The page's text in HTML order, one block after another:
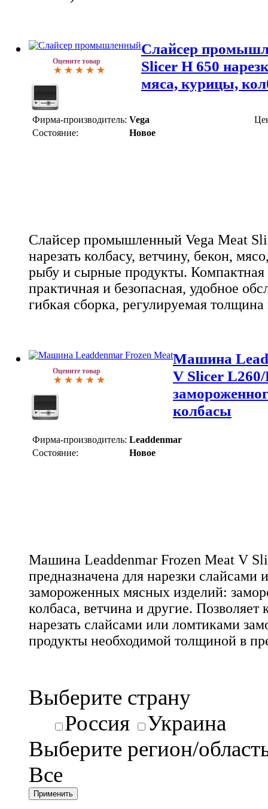
Оцените товар
Слайсер
Slicer H 650
мяса, курицы,
Фирма-производитель: Vega
Состояние:
Новое
Слайсер промышленный Vega Meat
нарезать колбасу, ветчину, бекон,
рыбу и сырные продукты. Компактная
практичная и безопасная, удобное
гибкая сборка, регулируемая толщина
Оцените товар
Машина
V Slicer
колбасы
Фирма-производитель: Leaddenmar
Состояние:
Новое
Машина Leaddenmar Frozen Meat V
предназначена для нарезки слайсами
замороженных мясных изделий:
колбаса, ветчина и другие. Позволяет
нарезать слайсами или ломтиками
продукты необходимой толщиной в
Выберите страну
Россия
Украина
Выберите регион/
Все